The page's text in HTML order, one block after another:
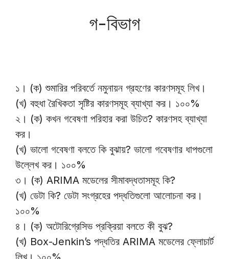
গ-বিভাগ
১। (ক) শুমারির পরিবর্তে নমুনায়ন গ্রহণের কারণসমূহ লিখ।
(খ) বহুধা রৈখিকতা সৃষ্টির কারণসমূহ ব্যাখ্যা কর। ১০০%
২। (ক) কখন গবেষণা পরিহার করা উচিত? কারণসহ ব্যাখ্যা
কর।
(খ) ভালো গবেষণা বলতে কি বুঝায়? ভালো গবেষণার ধাপগুলো
উল্লেখ কর। ১০০%
৩। (ক) ARIMA মডেলের সীমাবদ্ধতাসমূহ কি?
(খ) ডেটা কি? ডেটা সংগ্রহের পদ্ধতিগুলো আলোচনা কর।
১০০%
৪। (ক) অটোরিগ্রেসিভ প্রক্রিয়া বলতে কী বুঝ?
(খ) Box-Jenkin’s পদ্ধতির ARIMA মডেলের ফ্লোচার্ট